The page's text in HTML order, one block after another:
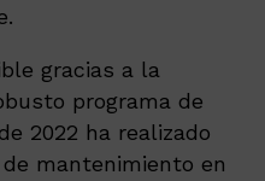
gracias a la
programa de
2022 ha realizado
de mantenimiento en